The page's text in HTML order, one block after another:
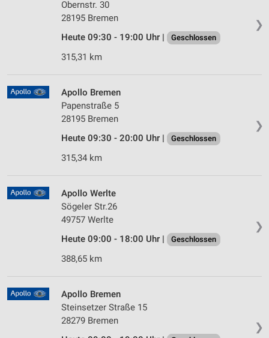
❯
Obernstr. 30
28195 Bremen
Heute 09:30 - 19:00 Uhr |
Geschlossen
315,31 km
❯
Apollo Bremen
Papenstraße 5
28195 Bremen
Heute 09:30 - 20:00 Uhr |
Geschlossen
315,34 km
❯
Apollo Werlte
Sögeler Str.26
49757 Werlte
Heute 09:00 - 18:00 Uhr |
Geschlossen
388,65 km
❯
Apollo Bremen
Steinsetzer Straße 15
28279 Bremen